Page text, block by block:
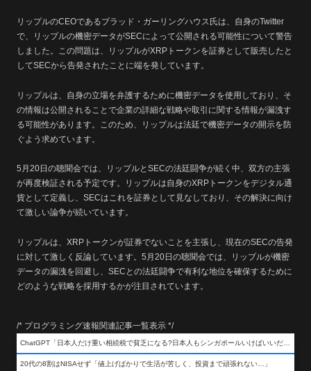
リップルのCEOであるブラッド・ガーリングハウス氏は、自身のTwitter
で、リップルの機密データがSECによって公開される可能性について警告
しました。この問題は、リップルがXRPトークンを証券として販売したと
してSECから告発されたことに端を発しています。
リップルは、自身の立場を弁護するために機密データを使用しており、そ
の情報は公開されることで企業の詳細な戦略や取引に関する情報が漏洩す
る可能性があります。このため、リップルは法廷で機密データの開示を防
ぐよう求めています。
5月20日の聴聞会では、リップルとSECの法廷闘争が続く中、双方の主張
が再度検証される予定です。リップルは自身のXRPトークンをデジタル通
貨として定義し、SECはこれを証券として見なしており、その解決に向け
て激しい論争が続いています。
リップルは、XRPトークンが証券でないことを主張し、現在のSECの告発
に対して激しく反論しています。5月20日の聴聞会では、リップルが機密
データの漏洩を回避し、SECとの法廷闘争で有利な地位を確保するために
どのような戦略を採用するかが注目されています。
/* プログラミング速報関連記事一覧表示 */
20代の8割はNISAせず「値上げばかりで生活が苦しく、投資まで頑張れない…」